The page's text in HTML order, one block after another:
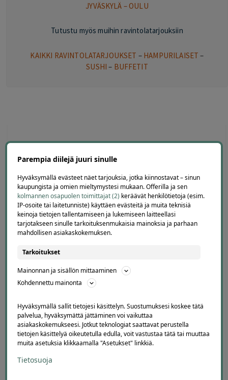
JYVÄSKYLÄ –OULU
Tutustu myös muihin ravintolatarjouksiin
KAIKKI RAVINTOLATARJOUKSET – HAMPURILAISET –
SUSHI – BUFFETIT
Offerillaajien arvosteluja
4.1 4678 arvostelua
Kirjoita arvostelu
ja siinä alennuksen
väitti, että alennus oli jo
Lisätty
Page
Parempia diilejä juuri sinulle
Hyväksymällä evästeet näet tarjouksia, jotka kiinnostavat – sinun
kaupungista ja omien mieltymystesi mukaan. Offerilla ja sen
kolmannen osapuolen toimittajat (2) keräävät henkilötietoja (esim.
IP-osoite tai laitetunniste) käyttäen evästeitä ja muita teknisiä
keinoja tietojen tallentamiseen ja lukemiseen laitteellasi
tarjotakseen sinulle tarkoituksenmukaisia mainoksia ja parhaan
mahdollisen asiakaskokemuksen.
Tarkoitukset
Mainonnan ja sisällön mittaaminen
Kohdennettu mainonta
Hyväksymällä sallit tietojesi käsittelyn. Suostumuksesi koskee tätä
palvelua, hyväksymättä jättäminen voi vaikuttaa
asiakaskokemukseesi. Jotkut teknologiat saattavat perustella
tietojen käsittelyä oikeutetulla edulla, voit vastustaa tätä tai muuttaa
muita asetuksia klikkaamalla "Asetukset" linkkiä.
Tietosuoja